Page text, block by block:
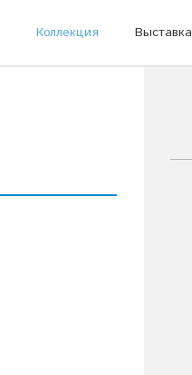
Коллекция Выставка